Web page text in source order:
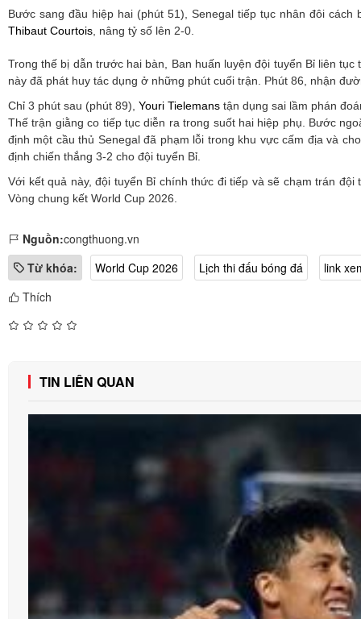
Bước sang đầu hiệp hai (phút 51), Senegal tiếp tục nhân đôi
Thibaut Courtois, nâng tỷ số lên 2-0.
Trong thế bị dẫn trước hai bàn, Ban huấn luyện đội tuyển Bỉ liên
này đã phát huy tác dụng ở những phút cuối trận. Phút 86, nhận
Chỉ 3 phút sau (phút 89), Youri Tielemans tận dụng sai lầm phán
Thế trận giằng co tiếp tục diễn ra trong suốt hai hiệp phụ. Bước
định một cầu thủ Senegal đã phạm lỗi trong khu vực cấm địa và
định chiến thắng 3-2 cho đội tuyển Bỉ.
Với kết quả này, đội tuyển Bỉ chính thức đi tiếp và sẽ chạm trán
Vòng chung kết World Cup 2026.
Nguồn:congthuong.vn
Từ khóa:
World Cup 2026 Lịch thi đấu bóng đá
link
Thích
TIN LIÊN QUAN